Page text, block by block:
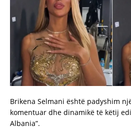
Brikena Selmani është padyshim
komentuar dhe dinamikë të këtij
Albania”.